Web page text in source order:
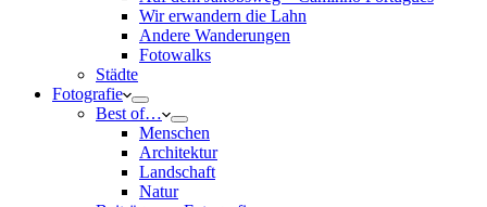
Wir erwandern die Lahn
Andere Wanderungen
Fotowalks
Städte
Fotografie
Best of…
Menschen
Architektur
Landschaft
Natur